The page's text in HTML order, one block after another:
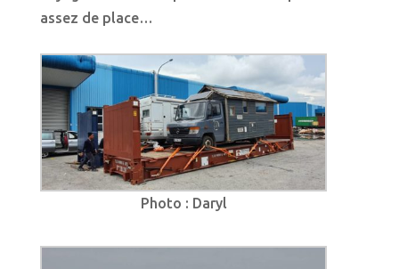
assez de place…
Photo : Daryl